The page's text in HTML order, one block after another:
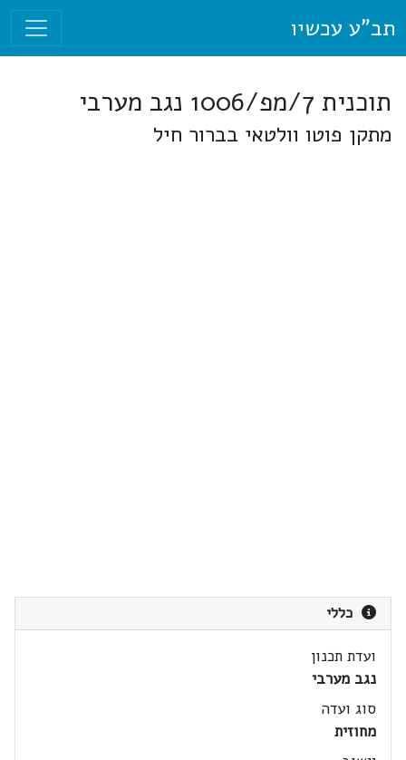
תב"ע עכשיו
תוכנית 7/מפ/1006 נגב מערבי
מתקן פוטו וולטאי בברור חיל
כללי
ועדת תכנון
נגב מערבי
סוג ועדה
מחוזית